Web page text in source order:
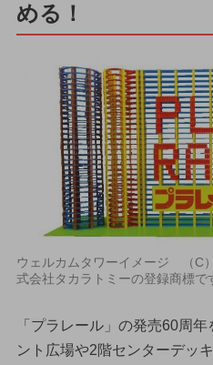
める！
ウェルカムタワーイメージ （C
式会社タカラトミーの登録商標で
「プラレール」の発売60周
ント広場や2階センターデッ